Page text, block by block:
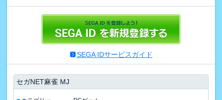
SEGA IDサービスガイド
セガNET麻雀 MJ